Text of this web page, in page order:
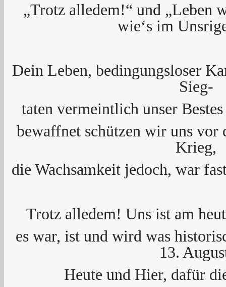
„Trotz alledem!“ und „Leben
wie‘s im
Dein Leben, bedingungsloser
Sieg-
taten vermeintlich unser
bewaffnet schützen wir uns vor
Krieg,
die Wachsamkeit jedoch, war
Trotz alledem! Uns ist am
es war, ist und wird was
13.
Heute und Hier, dafür